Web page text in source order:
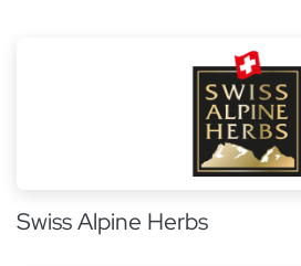
Swiss Alpine Herbs